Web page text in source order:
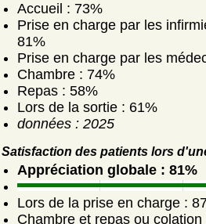
Accueil : 73%
Prise en charge par les
81%
Prise en charge par les
Chambre : 74%
Repas : 58%
Lors de la sortie : 61%
données : 2025
Satisfaction des patients lors
Appréciation globale : 81%
Lors de la prise en charge :
Chambre et repas ou colation